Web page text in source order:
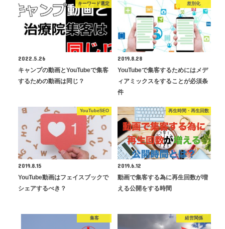
キーワード選定
2022.5.26
キャンプの動画とYouTubeで集客
するための動画は同じ？
差別化
2019.8.28
YouTubeで集客するためにはメデ
ィアミックスをすることが必須条
件
YouTubeSEO
2019.8.15
YouTube動画はフェイスブックで
シェアするべき？
再生時間・再生回数
2019.6.12
動画で集客する為に再生回数が増
える公開をする時間
集客 経営関係